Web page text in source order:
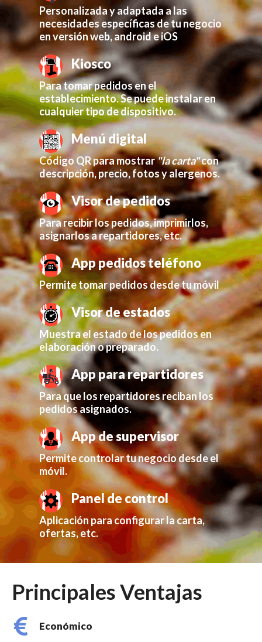
Personalizada y adaptada a las
necesidades específicas de tu negocio
en versión web, android e iOS
Kiosco
Para tomar pedidos en el
establecimiento. Se puede instalar en
cualquier tipo de dispositivo.
Menú digital
Código QR para mostrar"la carta"con
descripción, precio, fotos y alergenos.
Visor de pedidos
Para recibir los pedidos, imprimirlos,
asignarlos a repartidores, etc.
App pedidos teléfono
Permite tomar pedidos desde tu móvil
Visor de estados
Muestra el estado de los pedidos en
elaboración o preparado.
App para repartidores
Para que los repartidores reciban los
pedidos asignados.
App de supervisor
Permite controlar tu negocio desde el
móvil.
Panel de control
Aplicación para configurar la carta,
ofertas, etc.
Principales Ventajas
Económico